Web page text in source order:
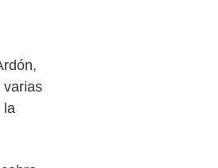
varias
la